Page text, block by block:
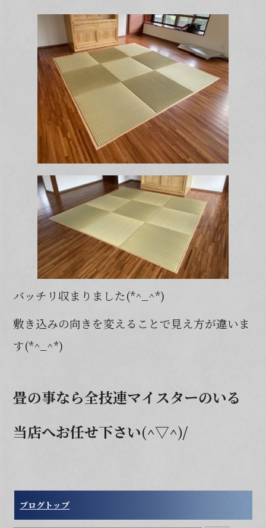
バッチリ収まりました(*^_^*)
敷き込みの向きを変えることで見え方が違いま
す(*^_^*)
畳の事なら全技連マイスターのいる
当店へお任せ下さい(^▽^)/
ブログトップ